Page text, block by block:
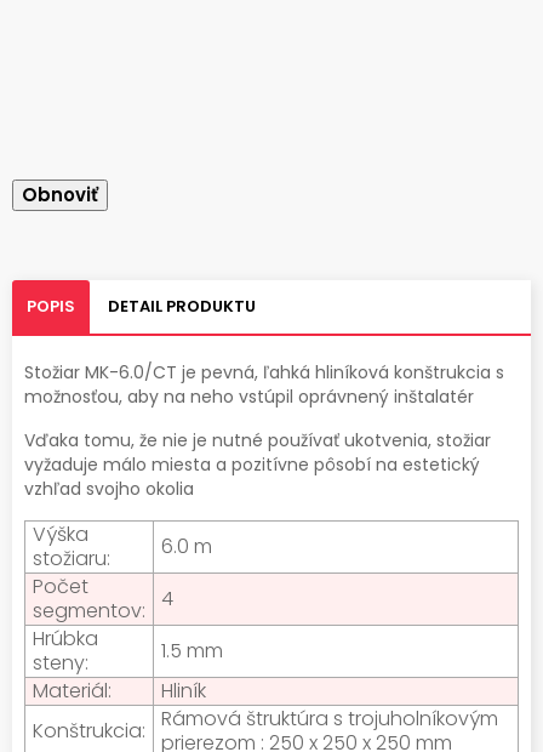
POPIS DETAIL PRODUKTU
Stožiar MK-6.0/CT je pevná, ľahká hliníková konštrukcia s
možnosťou, aby na neho vstúpil oprávnený inštalatér
Vďaka tomu, že nie je nutné používať ukotvenia, stožiar
vyžaduje málo miesta a pozitívne pôsobí na estetický
vzhľad svojho okolia
Výška
stožiaru:
6.0 m
Počet
segmentov:
4
Hrúbka
steny:
1.5 mm
Materiál:
Hliník
Konštrukcia:
Rámová štruktúra s trojuholníkovým
prierezom : 250 x 250 x 250 mm